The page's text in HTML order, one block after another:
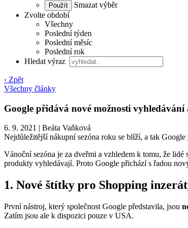
Smazat výběr
Zvolte období
Všechny
Poslední týden
Poslední měsíc
Poslední rok
Hledat výraz
‹ Zpět
Všechny články
Google přidává nové možnosti
6. 9. 2021 | Beáta Vaňková
Nejdůležitější nákupní sezóna roku se blíží, a tak
Vánoční sezóna je za dveřmi a vzhledem k tomu, že
produkty vyhledávají. Proto Google přichází s řadou
1. Nové štítky pro Shopping
První nástroj, který společnost Google představila, jsou
Zatím jsou ale k dispozici pouze v USA.